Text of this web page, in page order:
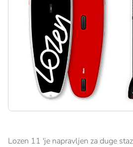
Lozen 11 'je napravljen za duge